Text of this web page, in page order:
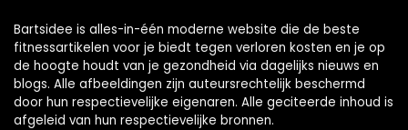
Bartsidee is alles-in-één moderne website die de beste
fitnessartikelen voor je biedt tegen verloren kosten en je op
de hoogte houdt van je gezondheid via dagelijks nieuws en
blogs. Alle afbeeldingen zijn auteursrechtelijk beschermd
door hun respectievelijke eigenaren. Alle geciteerde inhoud is
afgeleid van hun respectievelijke bronnen.